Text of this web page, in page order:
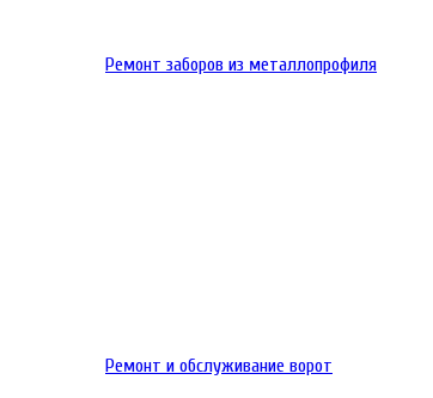
Ремонт заборов из металлопрофиля
Ремонт и обслуживание ворот